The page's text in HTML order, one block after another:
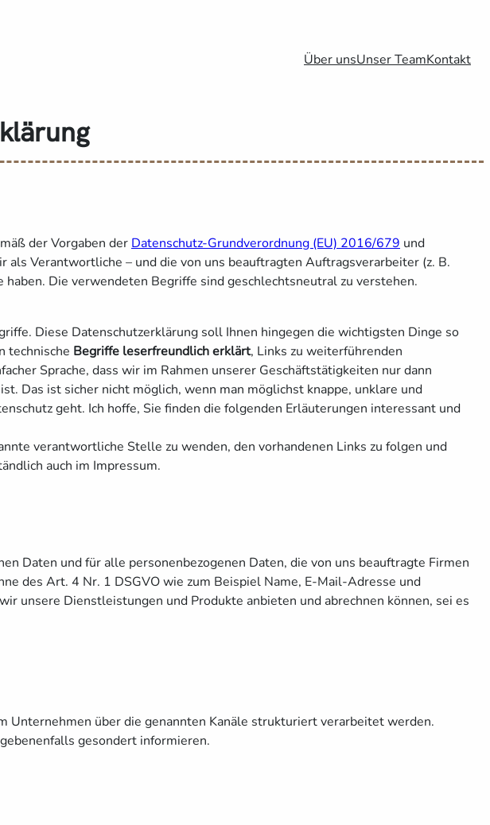
Über unsUnser TeamKontakt
der Vorgaben der Datenschutz-Grundverordnung (EU) 2016/679 und
Verantwortliche – und die von uns beauftragten Auftragsverarbeiter (z. B.
Die verwendeten Begriffe sind geschlechtsneutral zu verstehen.
Diese Datenschutzerklärung soll Ihnen hingegen die wichtigsten Dinge so
technische Begriffe leserfreundlich erklärt, Links zu weiterführenden
Sprache, dass wir im Rahmen unserer Geschäftstätigkeiten nur dann
Das ist sicher nicht möglich, wenn man möglichst knappe, unklare und
geht. Ich hoffe, Sie finden die folgenden Erläuterungen interessant und
verantwortliche Stelle zu wenden, den vorhandenen Links zu folgen und
auch im Impressum.
Daten und für alle personenbezogenen Daten, die von uns beauftragte Firmen
des Art. 4 Nr. 1 DSGVO wie zum Beispiel Name, E-Mail-Adresse und
unsere Dienstleistungen und Produkte anbieten und abrechnen können, sei es
Unternehmen über die genannten Kanäle strukturiert verarbeitet werden.
gesondert informieren.